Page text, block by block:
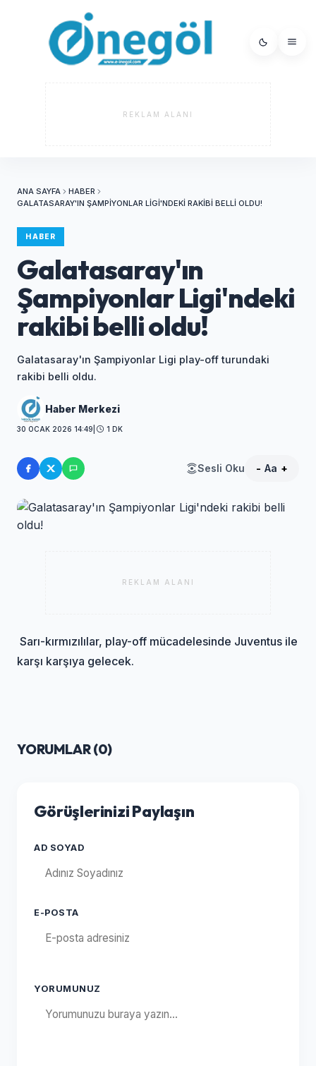
REKLAM ALANI
ANA SAYFA
HABER
GALATASARAY'IN ŞAMPIYONLAR LIGI'NDEKI RAKIBI BELLI OLDU!
HABER
Galatasaray'ın
Şampiyonlar Ligi'ndeki
rakibi belli oldu!
Galatasaray'ın Şampiyonlar Ligi play-off turundaki
rakibi belli oldu.
Haber Merkezi
30 OCAK 2026 14:49 1 DK
Sesli Oku - Aa +
REKLAM ALANI
Sarı-kırmızılılar, play-off mücadelesinde Juventus ile
karşı karşıya gelecek.
YORUMLAR (0)
Görüşlerinizi Paylaşın
AD SOYAD
E-POSTA
YORUMUNUZ